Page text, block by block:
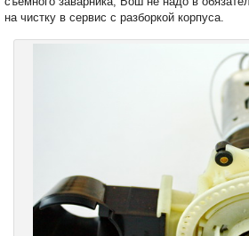
на чистку в сервис с разборкой корпуса.